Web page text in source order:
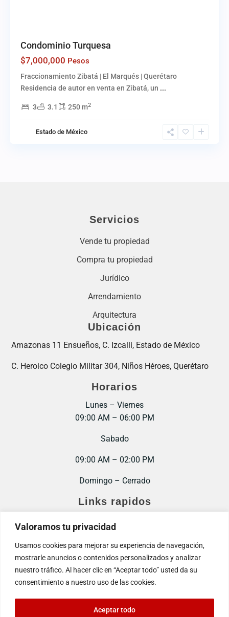
Valoramos tu privacidad
Usamos cookies para mejorar su experiencia de navegación,
mostrarle anuncios o contenidos personalizados y analizar
nuestro tráfico. Al hacer clic en “Aceptar todo” usted da su
consentimiento a nuestro uso de las cookies.
Aceptar todo
Condominio Turquesa
$7,000,000 Pesos
Fraccionamiento Zibatá | El Marqués | Querétaro
Residencia de autor en venta en Zibatá, un ...
3 3.1 250 m2
Estado de México
Servicios
Vende tu propiedad
Compra tu propiedad
Jurídico
Arrendamiento
Arquitectura
Ubicación
Amazonas 11 Ensueños, C. Izcalli, Estado de México
C. Heroico Colegio Militar 304, Niños Héroes, Querétaro
Horarios
Lunes – Viernes
09:00 AM – 06:00 PM
Sabado
09:00 AM – 02:00 PM
Domingo – Cerrado
Links rapidos
Inicio
Trabaja con nosotros
© 2025. Todos los derechos reservados.